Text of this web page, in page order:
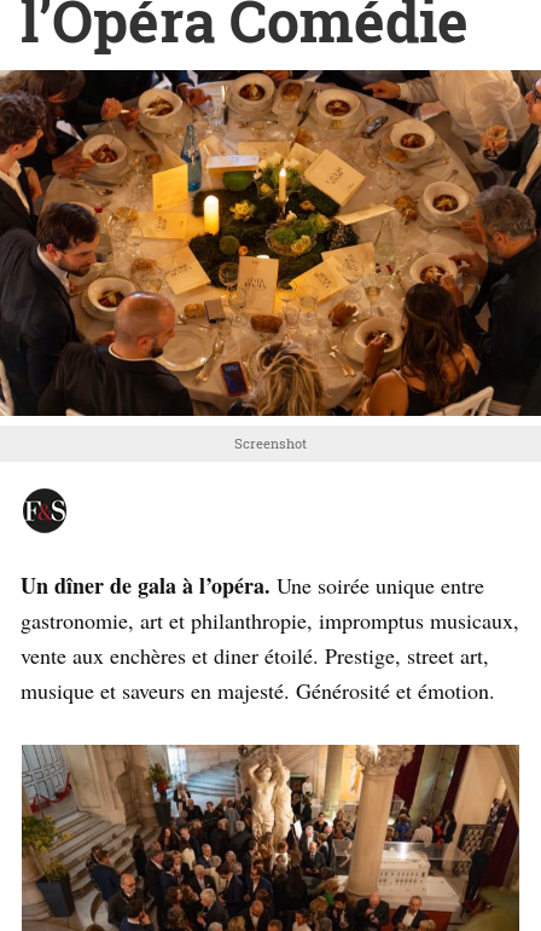
l’Opéra Comédie
Screenshot
Un dîner de gala à l’opéra. Une soirée unique entre
gastronomie, art et philanthropie, impromptus musicaux,
vente aux enchères et diner étoilé. Prestige, street art,
musique et saveurs en majesté. Générosité et émotion.